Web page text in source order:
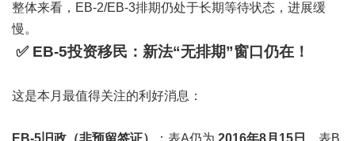
整体来看，EB-2/EB-3排期仍处于长期等待状态，进展缓
慢。
✅ EB-5投资移民：新法“无排期”窗口仍在！
这是本月最值得关注的利好消息：
EB-5旧政（非预留签证） ：表A仍为 2016年8月15日 ，表B